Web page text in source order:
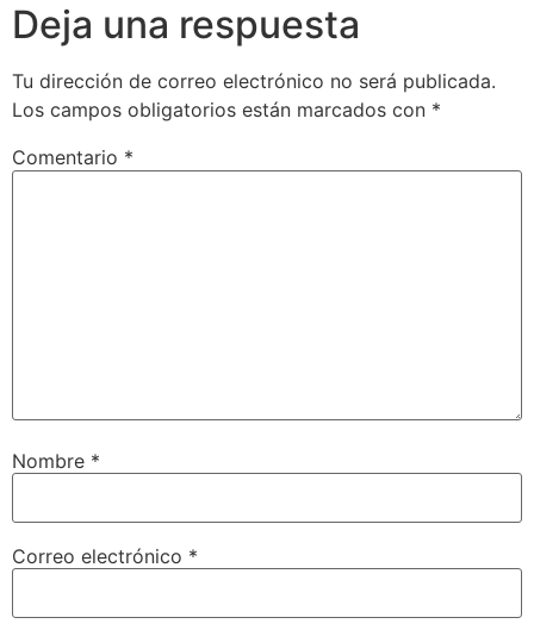
Deja una respuesta
Tu dirección de correo electrónico no será publicada.
Los campos obligatorios están marcados con *
Comentario *
Nombre *
Correo electrónico *